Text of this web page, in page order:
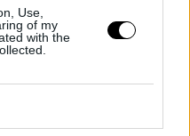
Use,
of my
with the
no tiene
retirarse